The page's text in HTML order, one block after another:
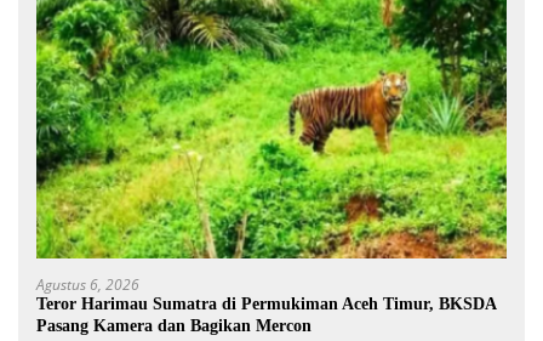
Agustus 6, 2026
Teror Harimau Sumatra di Permukiman Aceh Timur, BKSDA
Pasang Kamera dan Bagikan Mercon